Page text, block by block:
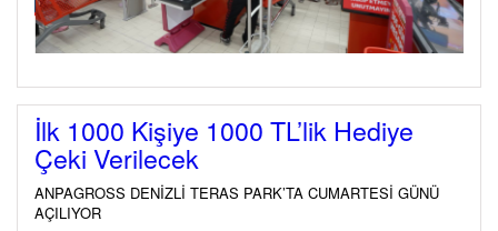
İlk 1000 Kişiye 1000 TL’lik Hediye
Çeki Verilecek
ANPAGROSS DENİZLİ TERAS PARK’TA CUMARTESİ GÜNÜ
AÇILIYOR